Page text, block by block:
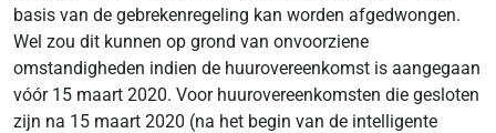
basis van de gebrekenregeling kan worden afgedwongen.
Wel zou dit kunnen op grond van onvoorziene
omstandigheden indien de huurovereenkomst is aangegaan
vóór 15 maart 2020. Voor huurovereenkomsten die gesloten
zijn na 15 maart 2020 (na het begin van de intelligente